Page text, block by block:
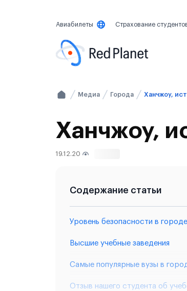
Авиабилеты Страхование
Медиа Города Ханчжоу,
Ханчжоу,
19.12.20
Содержание статьи
Уровень безопасности в городе
Высшие учебные заведения
Самые популярные вузы в
Отзыв нашего студента об